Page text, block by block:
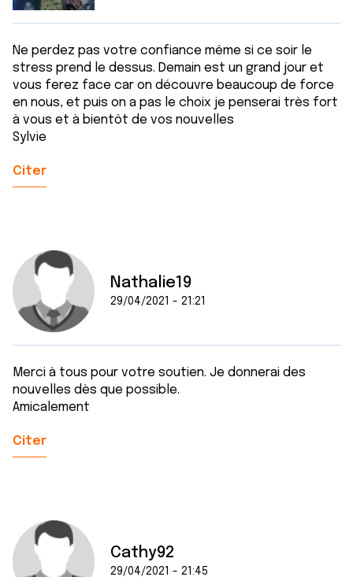
Ne perdez pas votre confiance même si ce soir le
stress prend le dessus. Demain est un grand jour et
vous ferez face car on découvre beaucoup de force
en nous, et puis on a pas le choix je penserai très fort
à vous et à bientôt de vos nouvelles
Sylvie
Citer
Nathalie19
29/04/2021 - 21:21
Merci à tous pour votre soutien. Je donnerai des
nouvelles dès que possible.
Amicalement
Citer
Cathy92
29/04/2021 - 21:45